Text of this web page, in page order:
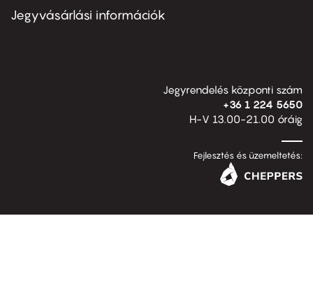
second
Jegyvásárlási információk
Jegyrendelés központi szám
+36 1 224 5650
H-V 13.00-21.00 óráig
Fejlesztés és üzemeltetés: